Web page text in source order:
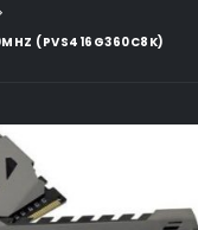
(PVS416G360C8K)